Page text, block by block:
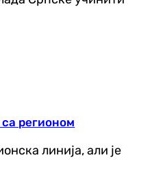
регионом
линија, али је